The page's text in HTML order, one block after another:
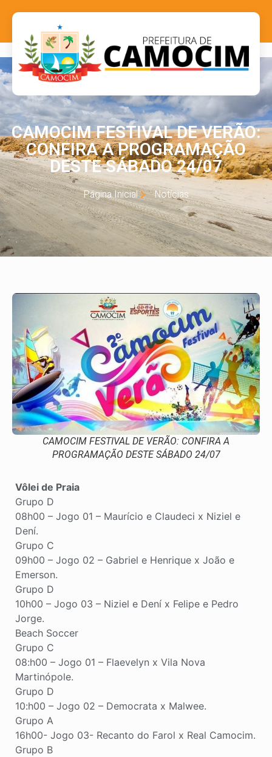
CAMOCIM FESTIVAL DE VERÃO:
CONFIRA A PROGRAMAÇÃO
DESTE SÁBADO 24/07
Página Inicial Notícias
CAMOCIM FESTIVAL DE VERÃO: CONFIRA A
PROGRAMAÇÃO DESTE SÁBADO 24/07
Vôlei de Praia
Grupo D
08h00 – Jogo 01 – Maurício e Claudeci x Niziel e
Dení.
Grupo C
09h00 – Jogo 02 – Gabriel e Henrique x João e
Emerson.
Grupo D
10h00 – Jogo 03 – Niziel e Dení x Felipe e Pedro
Jorge.
Beach Soccer
Grupo C
08:h00 – Jogo 01 – Flaevelyn x Vila Nova
Martinópole.
Grupo D
10:h00 – Jogo 02 – Democrata x Malwee.
Grupo A
16h00- Jogo 03- Recanto do Farol x Real Camocim.
Grupo B